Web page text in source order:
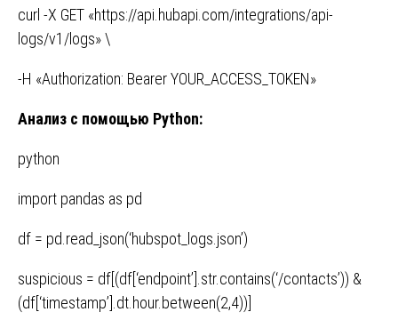
curl -X GET «https://api.hubapi.com/integrations/api-
logs/v1/logs» \
-H «Authorization: Bearer YOUR_ACCESS_TOKEN»
Анализ с помощью Python:
python
import pandas as pd
df = pd.read_json(‘hubspot_logs.json’)
suspicious = df[(df[‘endpoint’].str.contains(‘/contacts’)) &
(df[‘timestamp’].dt.hour.between(2,4))]